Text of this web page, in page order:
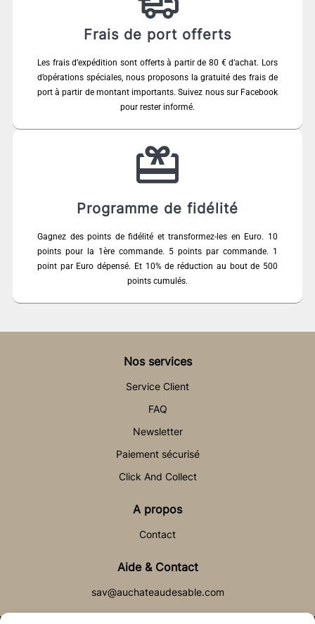
Frais de port offerts
Les frais d’expédition sont offerts à partir de 80 € d’achat. Lors
d’opérations spéciales, nous proposons la gratuité des frais de
port à partir de montant importants. Suivez nous sur Facebook
pour rester informé.
Programme de fidélité
Gagnez des points de fidélité et transformez-les en Euro. 10
points pour la 1ère commande. 5 points par commande. 1
point par Euro dépensé. Et 10% de réduction au bout de 500
points cumulés.
Nos services
Service Client
FAQ
Newsletter
Paiement sécurisé
Click And Collect
A propos
Contact
Aide & Contact
sav@auchateaudesable.com